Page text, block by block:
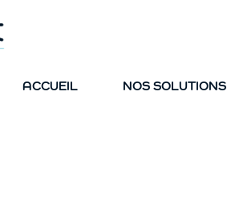
ACCUEIL NOS SOLUTIONS